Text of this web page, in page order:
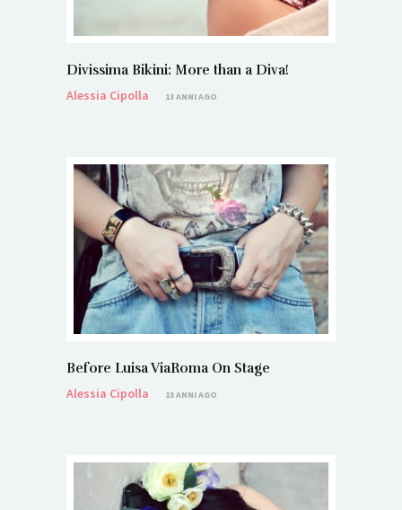
Divissima Bikini: More than a Diva!
Alessia Cipolla
13 ANNI AGO
Before Luisa ViaRoma On Stage
Alessia Cipolla
13 ANNI AGO